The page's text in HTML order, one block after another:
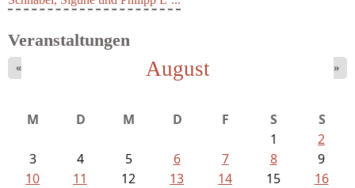
Veranstaltungen
August
« »
M D M D F S
S
1
2
3
4 5 6 7 8
9
10
11 12 13 14 15
16